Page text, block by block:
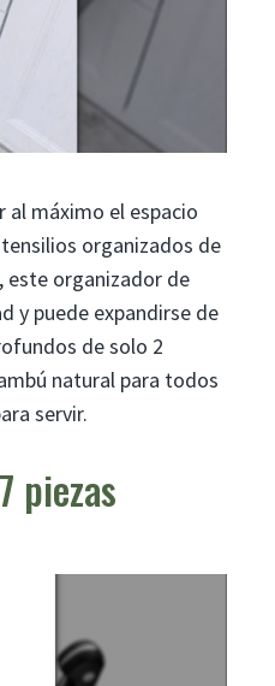
al máximo el espacio
organizados de
este organizador de
y puede expandirse de
de solo 2
natural para todos
servir.
piezas